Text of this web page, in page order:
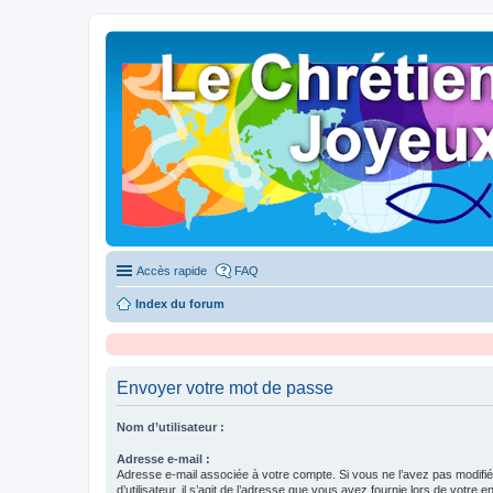
Accès rapide FAQ
Index du forum
Envoyer votre mot de passe
Nom d’utilisateur :
Adresse e-mail :
Adresse e-mail associée à votre compte. Si vous ne l’avez pas
d’utilisateur, il s’agit de l’adresse que vous avez fournie lors de votre